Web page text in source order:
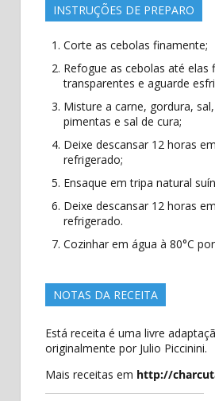
INSTRUÇÕES DE PREPARO
Corte as cebolas finamente;
Refogue as cebolas até elas
transparentes e aguarde
Misture a carne, gordura,
pimentas e sal de cura;
Deixe descansar 12 horas
refrigerado;
Ensaque em tripa natural
Deixe descansar 12 horas
refrigerado.
Cozinhar em água à 80°C
NOTAS DA RECEITA
Está receita é uma livre
originalmente por Julio Piccinini.
Mais receitas em http://